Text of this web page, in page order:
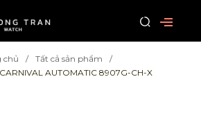
chủ
Tất cả sản phẩm
AUTOMATIC 8907G-CH-X